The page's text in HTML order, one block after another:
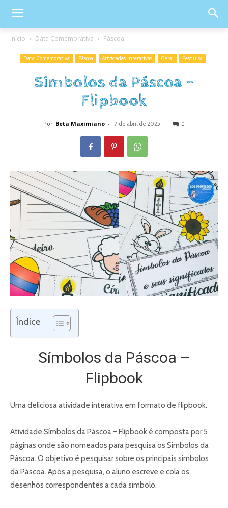
Início Data Comemorativa Páscoa
Data Comemorativa Páscoa Atividades Interativas Geral Pesquisa
Símbolos da Páscoa –
Flipbook
Por Beta Maximiano - 7 de abril de 2025 0
Índice
Símbolos da Páscoa –
Flipbook
Uma deliciosa atividade interativa em formato de flipbook.
Atividade Símbolos da Páscoa – Flipbook é composta por 5
páginas onde são nomeados para pesquisa os Símbolos da
Páscoa. O objetivo é pesquisar sobre os principais símbolos
da Páscoa. Após a pesquisa, o aluno escreve e cola os
desenhos correspondentes a cada símbolo.